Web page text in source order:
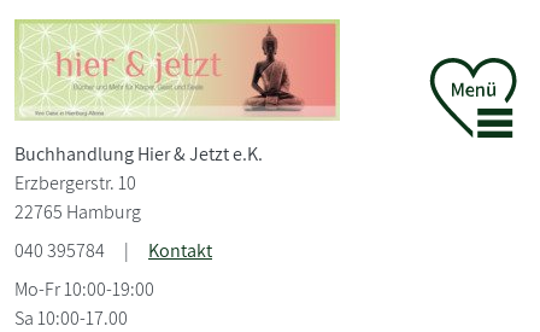
Buchhandlung Hier &Jetzt e.K.
Erzbergerstr. 10
22765 Hamburg
040 395784
|
Kontakt
Mo-Fr 10:00-19:00
Sa 10:00-17.00